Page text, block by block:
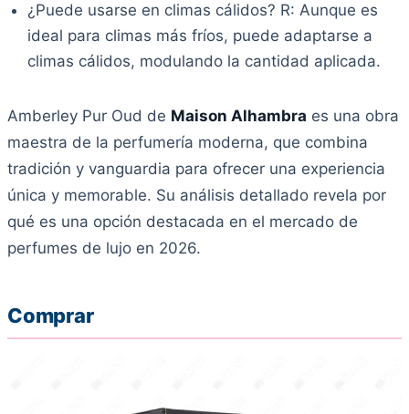
¿Puede usarse en climas cálidos? R: Aunque es
ideal para climas más fríos, puede adaptarse a
climas cálidos, modulando la cantidad aplicada.
Amberley Pur Oud de Maison Alhambra es una obra
maestra de la perfumería moderna, que combina
tradición y vanguardia para ofrecer una experiencia
única y memorable. Su análisis detallado revela por
qué es una opción destacada en el mercado de
perfumes de lujo en 2026.
Comprar